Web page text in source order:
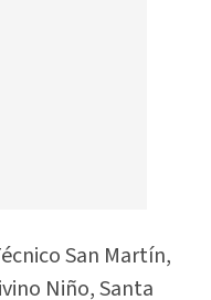
San Martín,
Niño, Santa